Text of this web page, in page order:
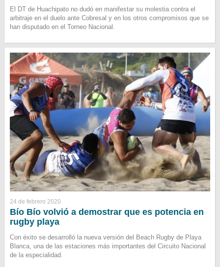
El DT de Huachipato no dudó en manifestar su molestia contra el
arbitraje en el duelo ante Cobresal y en los otros compromisos que se
han disputado en el Torneo Nacional.
24 de febrero 2020
Bío Bío volvió a demostrar que es potencia en
rugby playa
Con éxito se desarrolló la nueva versión del Beach Rugby de Playa
Blanca, una de las estaciones más importantes del Circuito Nacional
de la especialidad.